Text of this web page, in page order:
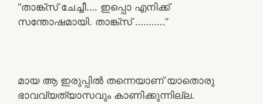
“താങ്ക്സ് ചേച്ചീ…. ഇപ്പൊ എനിക്ക്
സന്തോഷമായി. താങ്ക്സ് ………..”
മായ ആ ഇരുപ്പിൽ തന്നെയാണ് യാതൊരു
ഭാവവ്യത്യാസവും കാണിക്കുന്നില്ല.